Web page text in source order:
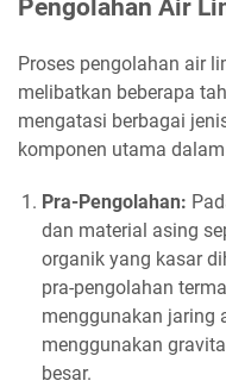
Pengolahan Air
Proses pengolahan air
melibatkan beberapa
mengatasi berbagai
komponen utama
Pra-Pengolahan:
dan material asing
organik yang kasar
pra-pengolahan
menggunakan jaring
menggunakan
besar.